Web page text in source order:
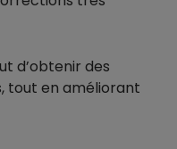
d’obtenir des
tout en améliorant